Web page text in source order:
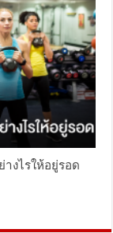
งไรให้อยู่รอด